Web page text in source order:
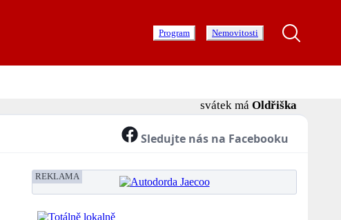
Program Nemovitosti
svátek má Oldřiška
Sledujte nás na Facebooku
REKLAMA